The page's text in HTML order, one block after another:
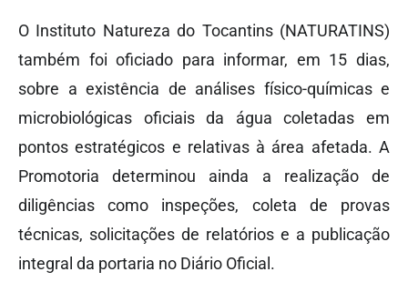
O Instituto Natureza do Tocantins (NATURATINS)
também foi oficiado para informar, em 15 dias,
sobre a existência de análises físico-químicas e
microbiológicas oficiais da água coletadas em
pontos estratégicos e relativas à área afetada. A
Promotoria determinou ainda a realização de
diligências como inspeções, coleta de provas
técnicas, solicitações de relatórios e a publicação
integral da portaria no Diário Oficial.